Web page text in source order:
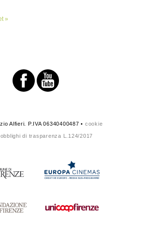
»
Alfieri. P.IVA 06340400487 • cookie
obblighi di trasparenza L.124/2017